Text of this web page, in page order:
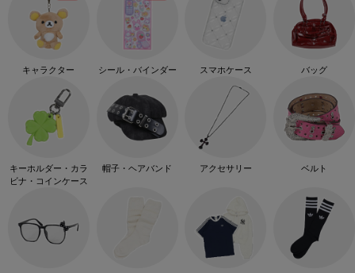
キャラクター シール・バインダー スマホケース バッグ
キーホルダー・カラ
ビナ・コインケース
帽子・ヘアバンド アクセサリー ベルト